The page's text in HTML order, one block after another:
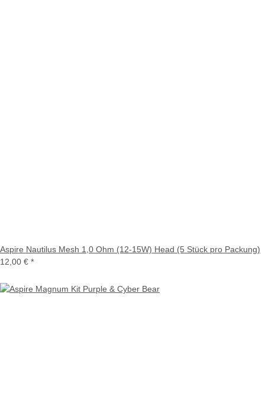
Aspire Nautilus Mesh 1,0 Ohm (12-15W) Head (5 Stück pro Packung)
12,00 € *